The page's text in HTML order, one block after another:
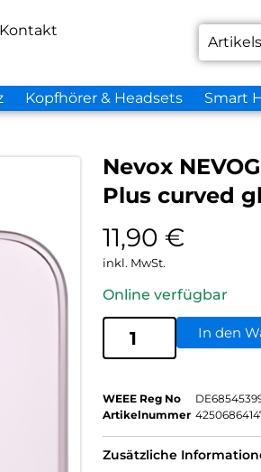
Kontakt
Kopfhörer & Headsets Smart
Nevox
Plus curved
11,90 €
inkl. MwSt.
Online verfügbar
In den
WEEE Reg No
Artikelnummer
Zusätzliche